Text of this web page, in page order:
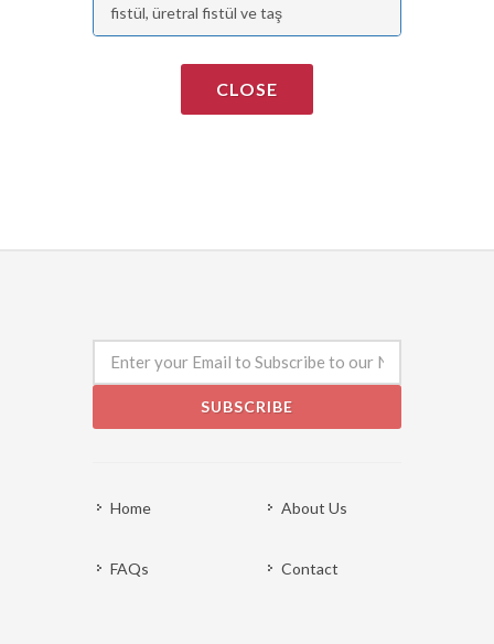
fistül, üretral fistül ve taş
CLOSE
SUBSCRIBE
Home About Us
FAQs Contact